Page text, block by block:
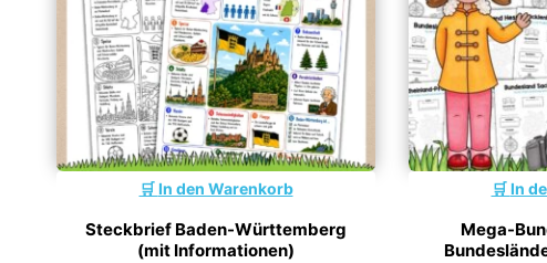
In den Warenkorb
Steckbrief Baden-Württemberg
(mit Informationen)
In
Mega-